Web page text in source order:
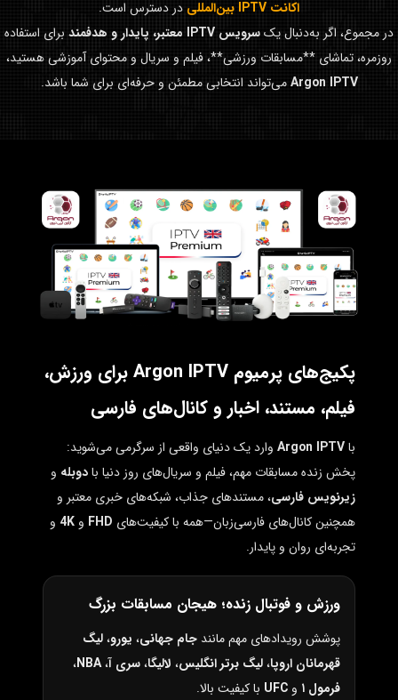
اکانت IPTV بین‌المللی
در دسترس است.
در مجموع، اگر به‌دنبال یکسرویس IPTV معتبر، پایدار و هدفمند
برای استفاده
روزمره، تماشای **مسابقات ورزشی**، فیلم و سریال و محتوای آموزشی هستید،
Argon IPTVمی‌تواند انتخابی مطمئن و حرفه‌ای برای شما باشد.
پکیج‌های پرمیوم Argon IPTV برای ورزش،
فیلم، مستند، اخبار و کانال‌های فارسی
باArgon IPTV وارد یک دنیای واقعی از سرگرمی می‌شوید:
پخش زنده مسابقات مهم، فیلم و سریال‌های روز دنیا بادوبله و
زیرنویس فارسی، مستندهای جذاب، شبکه‌های خبری معتبر و
همچنین کانال‌های فارسی‌زبان—همه با کیفیت‌های FHD و 4K و
تجربه‌ای روان و پایدار.
ورزش و فوتبال زنده؛ هیجان مسابقات بزرگ
پوشش رویدادهای مهم مانند جام جهانی، یورو،لیگ
قهرمانان اروپا،لیگ برتر انگلیس، لالیگا،سری آ،NBA،
فرمول ۱
و UFC با کیفیت بالا.